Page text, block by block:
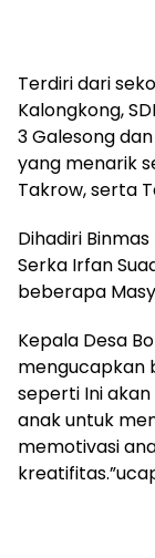
Terdiri dari
Kalongkong,
3 Galesong
yang menarik
Takrow, serta
Dihadiri
Serka Irfan
beberapa
Kepala Desa
mengucapkan
seperti Ini
anak untuk
memotivasi